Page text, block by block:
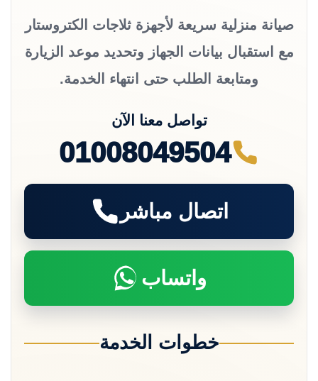
صيانة منزلية سريعة لأجهزة ثلاجات الكتروستار
مع استقبال بيانات الجهاز وتحديد موعد الزيارة
ومتابعة الطلب حتى انتهاء الخدمة.
تواصل معنا الآن
01008049504
اتصال مباشر
واتساب
خطوات الخدمة